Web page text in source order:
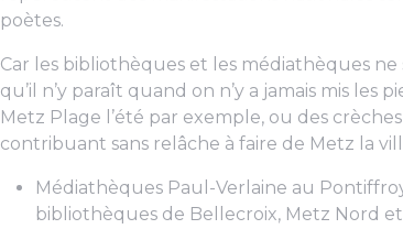
poètes.
Car les bibliothèques et les médiathèques
qu’il n’y paraît quand on n’y a jamais mis les
Metz Plage l’été par exemple, ou des
contribuant sans relâche à faire de Metz la
Médiathèques Paul-Verlaine au
bibliothèques de Bellecroix, Metz Nord